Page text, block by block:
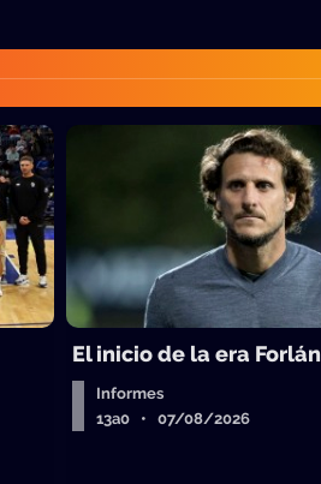
El inicio de la era Forlán
Informes
13a0 • 07/08/2026